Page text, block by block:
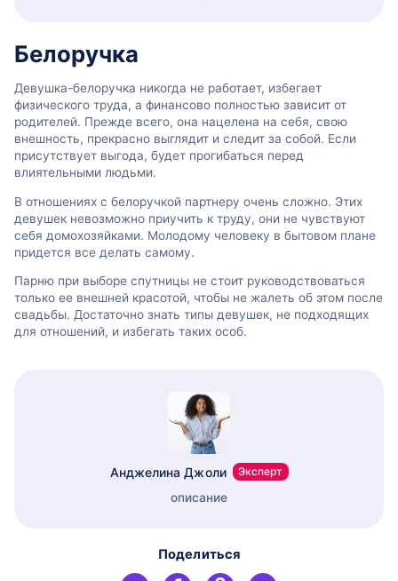
Белоручка
Девушка-белоручка никогда не работает, избегает
физического труда, а финансово полностью зависит от
родителей. Прежде всего, она нацелена на себя, свою
внешность, прекрасно выглядит и следит за собой. Если
присутствует выгода, будет прогибаться перед
влиятельными людьми.
В отношениях с белоручкой партнеру очень сложно. Этих
девушек невозможно приучить к труду, они не чувствуют
себя домохозяйками. Молодому человеку в бытовом плане
придется все делать самому.
Парню при выборе спутницы не стоит руководствоваться
только ее внешней красотой, чтобы не жалеть об этом после
свадьбы. Достаточно знать типы девушек, не подходящих
для отношений, и избегать таких особ.
Анджелина Джоли Эксперт
описание
Поделиться